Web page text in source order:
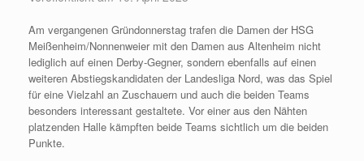
Am vergangenen Gründonnerstag trafen die Damen der HSG
Meißenheim/Nonnenweier mit den Damen aus Altenheim nicht
lediglich auf einen Derby-Gegner, sondern ebenfalls auf einen
weiteren Abstiegskandidaten der Landesliga Nord, was das Spiel
für eine Vielzahl an Zuschauern und auch die beiden Teams
besonders interessant gestaltete. Vor einer aus den Nähten
platzenden Halle kämpften beide Teams sichtlich um die beiden
Punkte.